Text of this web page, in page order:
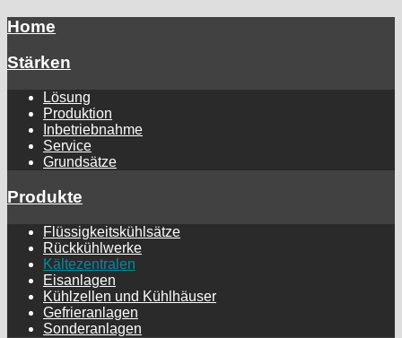
Home
Stärken
Lösung
Produktion
Inbetriebnahme
Service
Grundsätze
Produkte
Flüssigkeitskühlsätze
Rückkühlwerke
Kältezentralen
Eisanlagen
Kühlzellen und Kühlhäuser
Gefrieranlagen
Sonderanlagen